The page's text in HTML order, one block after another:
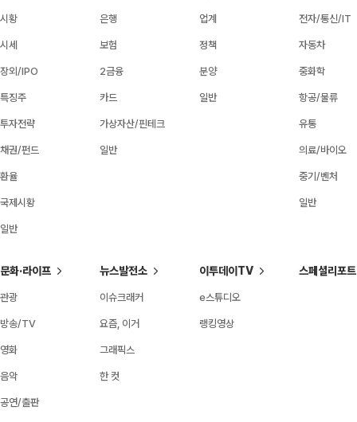
시황
시세
장외/IPO
특징주
투자전략
채권/펀드
환율
국제시황
일반
은행
보험
2금융
카드
가상자산/핀테크
일반
업계
정책
분양
일반
전자/통신/IT
자동차
중화학
항공/물류
유통
의료/바이오
중기/벤처
일반
문화·라이프
관광
방송/TV
영화
음악
공연/출판
뉴스발전소
이슈크래커
요즘, 이거
그래픽스
한 컷
이투데이TV
e스튜디오
랭킹영상
스페셜리포트